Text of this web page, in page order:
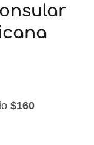
$160